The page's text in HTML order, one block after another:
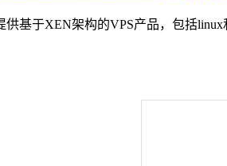
基于XEN架构的VPS产品，包括